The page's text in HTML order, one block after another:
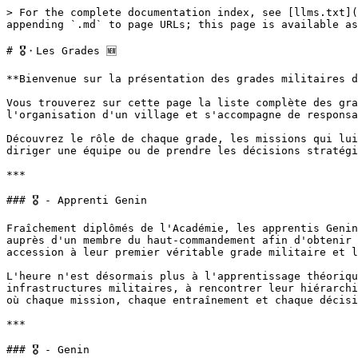
> For the complete documentation index, see [llms.txt](https://wiki.solve-community.fr/naruto/llms.txt). Markdown versions of documentation pages are available by appending `.md` to page URLs; this page is available as [Markdown](https://wiki.solve-community.fr/naruto/monde/les-grades.md).

# 🎖️・Les Grades 🆕

**Bienvenue sur la présentation des grades militaires du monde shinobi !**

Vous trouverez sur cette page la liste complète des grades militaires qui composent la hiérarchie des villages cachés. Chaque rang occupe une place essentielle dans l'organisation d'un village et s'accompagne de responsabilités, de devoirs et de prérogatives propres.

Découvrez le rôle de chaque grade, les missions qui lui sont confiées ainsi que sa place au sein de la chaîne de commandement. Qu'il s'agisse de former la relève, de diriger une équipe ou de prendre les décisions stratégiques d'un village, chaque fonction contribue au bon fonctionnement des forces shinobi.

***

### 🎖️ - Apprenti Genin

Fraîchement diplômés de l'Académie, les apprentis Genin s'apprêtent à intégrer officiellement les forces armées de leur village. Pour cela, ils doivent se présenter auprès d'un membre du haut-commandement afin d'obtenir leur premier bandeau frontal, symbole de leur engagement au service de leur nation. Cette remise marque leur accession à leur premier véritable grade militaire et leur permet de prétendre à leurs premières soldes.

L'heure n'est désormais plus à l'apprentissage théorique. Les jeunes shinobi sont invités à découvrir leur village, à se familiariser avec ses institutions et ses infrastructures militaires, à rencontrer leur hiérarchie et à comprendre les responsabilités qui accompagnent le port du bandeau. C'est le premier pas d'une carrière où chaque mission, chaque entraînement et chaque décision participeront à faire d'eux de véritables ninjas.

***

### 🎖️ - Genin

Désormais reconnus comme membres à part entière des forces armées de leur village, les Genin portent officiellement le bandeau de leur nation. Ils peuvent être affectés à leurs premières missions, principalement au sein de leur pays ainsi que dans les territoires voisins, où ils acquièrent l'expérience nécessaire à leur progression.

Bien que leur formation pratique occupe désormais une place centrale, leur apprentissage est loin d'être terminé. Les Genin continuent de fréquenter l'Académie de manière ponctuelle afin de suivre des enseignements théoriques, tout en participant régulièrement à des entraînements supervisés. C'est durant cette période qu'ils développent leurs compétences, découvrent les réalités du métier de shinobi et commencent à bâtir leur réputation.

***

### 🎖️ - Genin Confirmé

Le grade de Genin confirmé marque une première reconnaissance de l'expérience acquise sur le terrain. Après avoir participé à plusieurs missions et démontré sa fiabilité ainsi que ses aptitudes, le shinobi franchit une étape importante de son parcours. Ce grade constitue la transition entre le jeune Genin et le futur Chūnin.

Le Genin confirmé est régulièrement envoyé sur des missions de rang D, qu'il peut désormais accomplir avec davantage d'autonomie, mais également sur des missions de rang C lorsqu'il est jugé capable de faire face à des menaces mineures et à de véritables